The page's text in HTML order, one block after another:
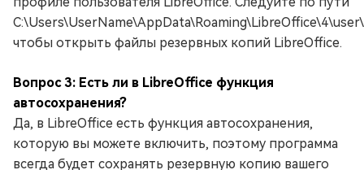
чтобы открыть файлы резервных копий LibreOffice.
Вопрос 3: Есть ли в LibreOffice функция
автосохранения?
Да, в LibreOffice есть функция автосохранения,
которую вы можете включить, поэтому программа
всегда будет сохранять резервную копию вашего